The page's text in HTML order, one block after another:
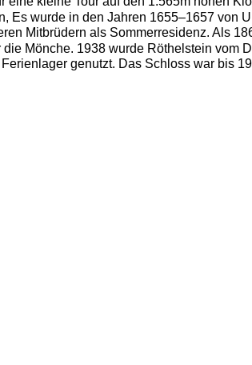
Es wurde in den Jahren 1655–1657 von
Mitbrüdern als Sommerresidenz. Als
Mönche. 1938 wurde Röthelstein vom
genutzt. Das Schloss war bis